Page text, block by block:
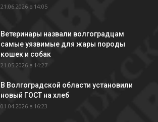
21.06.2026 в 14:05
Ветеринары назвали волгоградцам
самые уязвимые для жары породы
кошек и собак
21.05.2026 в 14:27
В Волгоградской области установили
новый ГОСТ на хлеб
01.04.2026 в 16:23